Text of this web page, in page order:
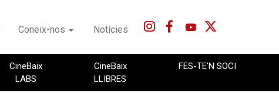
Coneix-nos Notícies
CineBaix
LABS
CineBaix
LLIBRES
FES-TE'N SOCI